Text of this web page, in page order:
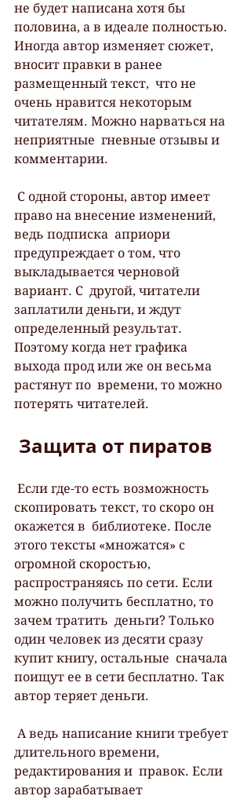
не будет написана хотя бы
половина, а в идеале полностью.
Иногда автор изменяет сюжет,
вносит правки в ранее
размещенный текст,  что не
очень нравится некоторым
читателям. Можно нарваться на
неприятные  гневные отзывы и
комментарии.
право на внесение изменений,
ведь подписка  априори
предупреждает о том, что
выкладывается черновой
вариант. С  другой, читатели
заплатили деньги, и ждут
определенный результат.
Поэтому когда нет графика
выхода прод или же он весьма
растянут по  времени, то можно
потерять читателей.
Защита от пиратов
скопировать текст, то скоро он
окажется в  библиотеке. После
этого тексты «множатся» с
огромной скоростью,
распространяясь по сети. Если
можно получить бесплатно, то
зачем тратить  деньги? Только
один человек из десяти сразу
купит книгу, остальные  сначала
поищут ее в сети бесплатно. Так
автор теряет деньги.
длительного времени,
редактирования и  правок. Если
автор зарабатывает